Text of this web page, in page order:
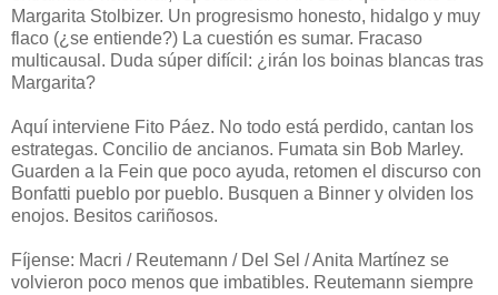
Margarita Stolbizer. Un progresismo honesto, hidalgo y muy
flaco (¿se entiende?) La cuestión es sumar. Fracaso
multicausal. Duda súper difícil: ¿irán los boinas blancas tras
Margarita?
Aquí interviene Fito Páez. No todo está perdido, cantan los
estrategas. Concilio de ancianos. Fumata sin Bob Marley.
Guarden a la Fein que poco ayuda, retomen el discurso con
Bonfatti pueblo por pueblo. Busquen a Binner y olviden los
enojos. Besitos cariñosos.
Fíjense: Macri / Reutemann / Del Sel / Anita Martínez se
volvieron poco menos que imbatibles. Reutemann siempre